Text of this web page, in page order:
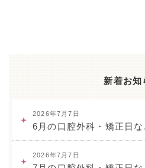
新着お知
2026年7月7日
6月の口腔外科・矯正日
2026年7月7日